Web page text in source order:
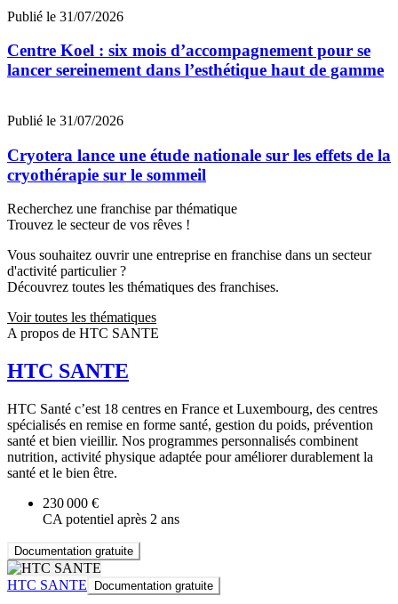
Publié le 31/07/2026
Centre Koel : six mois d’accompagnement pour se
lancer sereinement dans l’esthétique haut de gamme
Publié le 31/07/2026
Cryotera lance une étude nationale sur les effets de la
cryothérapie sur le sommeil
Recherchez une franchise par thématique
Trouvez le secteur de vos rêves !
Vous souhaitez ouvrir une entreprise en franchise dans un secteur
d'activité particulier ?
Découvrez toutes les thématiques des franchises.
Voir toutes les thématiques
A propos de HTC SANTE
HTC SANTE
HTC Santé c’est 18 centres en France et Luxembourg, des centres
spécialisés en remise en forme santé, gestion du poids, prévention
santé et bien vieillir. Nos programmes personnalisés combinent
nutrition, activité physique adaptée pour améliorer durablement la
santé et le bien être.
230 000 €
CA potentiel après 2 ans
Documentation gratuite
HTC SANTE Documentation gratuite